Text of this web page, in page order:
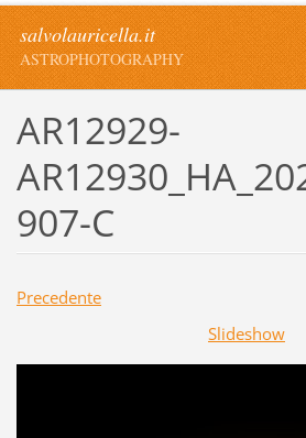
salvolauricella.it
ASTROPHOTOGRAPHY
AR12929-
907-C
Precedente
Slideshow